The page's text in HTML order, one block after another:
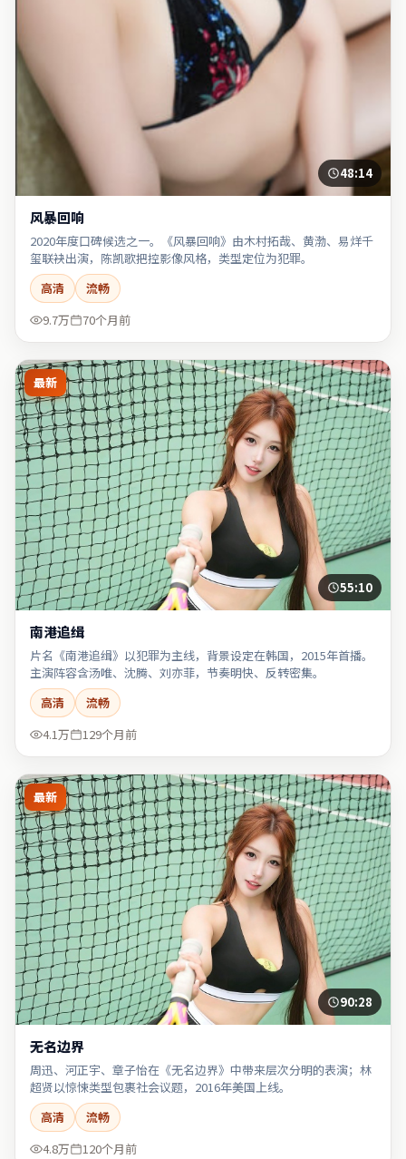
48:14
风暴回响
2020年度口碑候选之一。《风暴回响》由木村拓哉、黄渤、易烊千
玺联袂出演，陈凯歌把控影像风格，类型定位为犯罪。
高清
流畅
9.7万
70个月前
最新
55:10
南港追缉
片名《南港追缉》以犯罪为主线，背景设定在韩国，2015年首播。
主演阵容含汤唯、沈腾、刘亦菲，节奏明快、反转密集。
高清
流畅
4.1万
129个月前
最新
90:28
无名边界
周迅、河正宇、章子怡在《无名边界》中带来层次分明的表演；林
超贤以惊悚类型包裹社会议题，2016年美国上线。
高清
流畅
4.8万
120个月前